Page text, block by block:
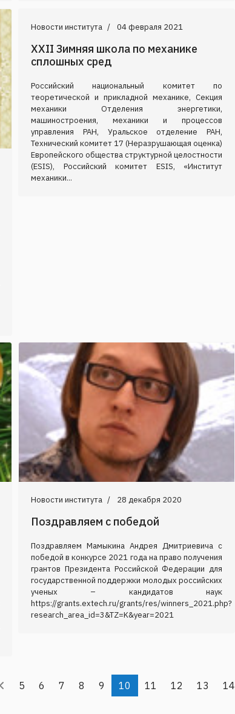
Новости института 04 февраля 2021
XXII Зимняя школа по механике
сплошных сред
Российский национальный комитет по
теоретической и прикладной механике, Секция
механики Отделения энергетики,
машиностроения, механики и процессов
управления РАН, Уральское отделение РАН,
Технический комитет 17 (Неразрушающая оценка)
Европейского общества структурной целостности
(ESIS), Российский комитет ESIS, «Институт
механики...
Новости института 28 декабря 2020
Поздравляем с победой
Поздравляем Мамыкина Андрея Дмитриевича с
победой в конкурсе 2021 года на право получения
грантов Президента Российской Федерации для
государственной поддержки молодых российских
ученых – кандидатов наук
https://grants.extech.ru/grants/res/winners_2021.php?
research_area_id=3&TZ=K&year=2021
5 6 7 8 9 10 11 12 13 14